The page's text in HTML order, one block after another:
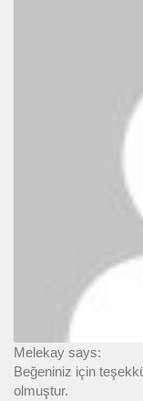
Melekay says:
Beğeniniz için
olmuştur.